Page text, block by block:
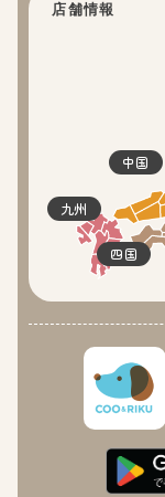
店舗情報
四国
中国
九州